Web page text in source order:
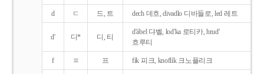
d ㄷ 드, 트 dech 데흐, divadlo 디바들로, led 레트
d' 디* 디, 티
d'ábel 댜벨, lod'ka 로티카, hrud'
흐루티
f ㅍ 프 fík 피크, knoflík 크노플리크